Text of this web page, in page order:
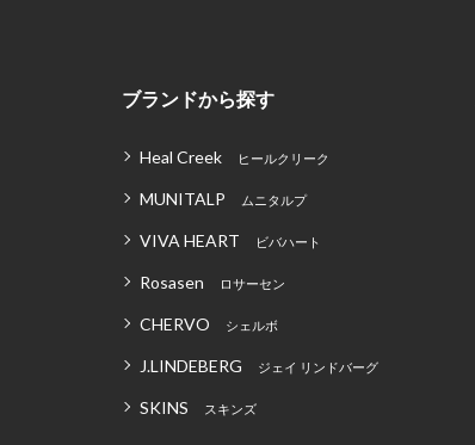
ブランドから探す
Heal Creek ヒールクリーク
MUNITALP ムニタルプ
VIVA HEART ビバハート
Rosasen ロサーセン
CHERVO シェルボ
J.LINDEBERG ジェイ リンドバーグ
SKINS スキンズ